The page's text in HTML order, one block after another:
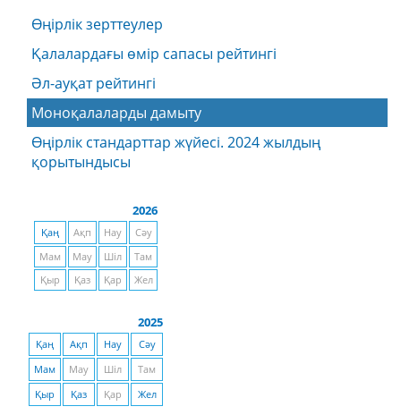
Өңірлік зерттеулер
Қалалардағы өмір сапасы рейтингі
Әл-ауқат рейтингі
Моноқалаларды дамыту
Өңірлік стандарттар жүйесі. 2024 жылдың
қорытындысы
2026
Қаң Ақп Нау
Сәу
Мам
Мау Шіл
Там
Қыр
Қаз Қар Жел
2025
Қаң Ақп Нау
Сәу
Мам
Мау Шіл
Там
Қыр
Қаз Қар Жел